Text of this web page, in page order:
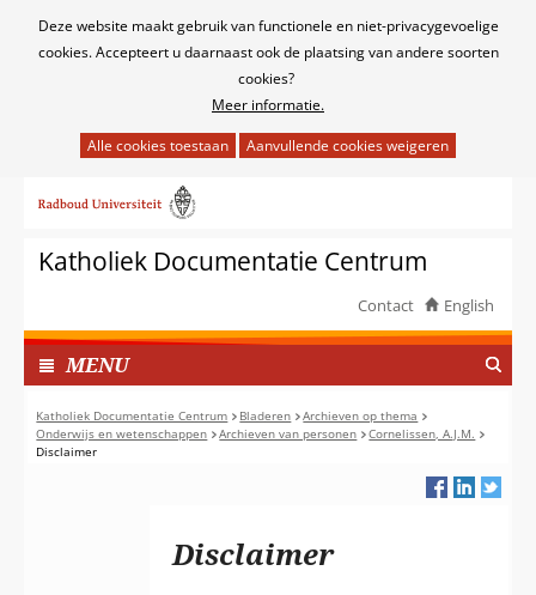
Cookies
Deze website maakt gebruik van functionele en niet-privacygevoelige
cookies. Accepteert u daarnaast ook de plaatsing van andere soorten
cookies?
Meer informatie.
het
van
cookies
deze
website
worden
toegestaan
of
geweigerd.
naar
inhoudKatholiek Documentatie Centrum
Contact English
MENUI
N
G
E
Katholiek Documentatie Centrum Bladeren
Archieven op thema
Onderwijs en wetenschappen
Archieven van personen
Cornelissen, A.J.M.
Disclaimer
Disclaimer